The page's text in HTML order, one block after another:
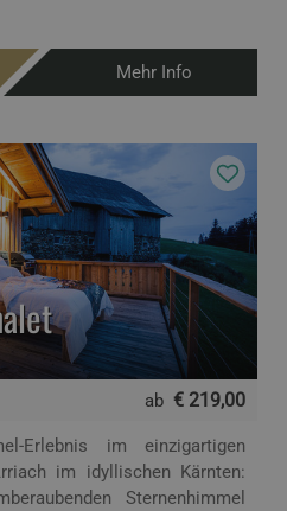
Mehr Info
ab € 219,00
Erlebnis im einzigartigen
im idyllischen Kärnten:
Sternenhimmel